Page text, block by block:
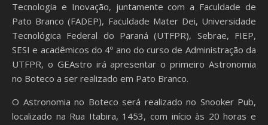
Tecnologia e Inovação, juntamente com a Faculdade de
Pato Branco (FADEP), Faculdade Mater Dei, Universidade
Tecnológica Federal do Paraná (UTFPR), Sebrae, FIEP,
SESI e acadêmicos do 4º ano do curso de Administração da
UTFPR, o GEAstro irá apresentar o primeiro Astronomia
no Boteco a ser realizado em Pato Branco.
O Astronomia no Boteco será realizado no Snooker Pub,
localizado na Rua Itabira, 1453, com início às 20 horas e